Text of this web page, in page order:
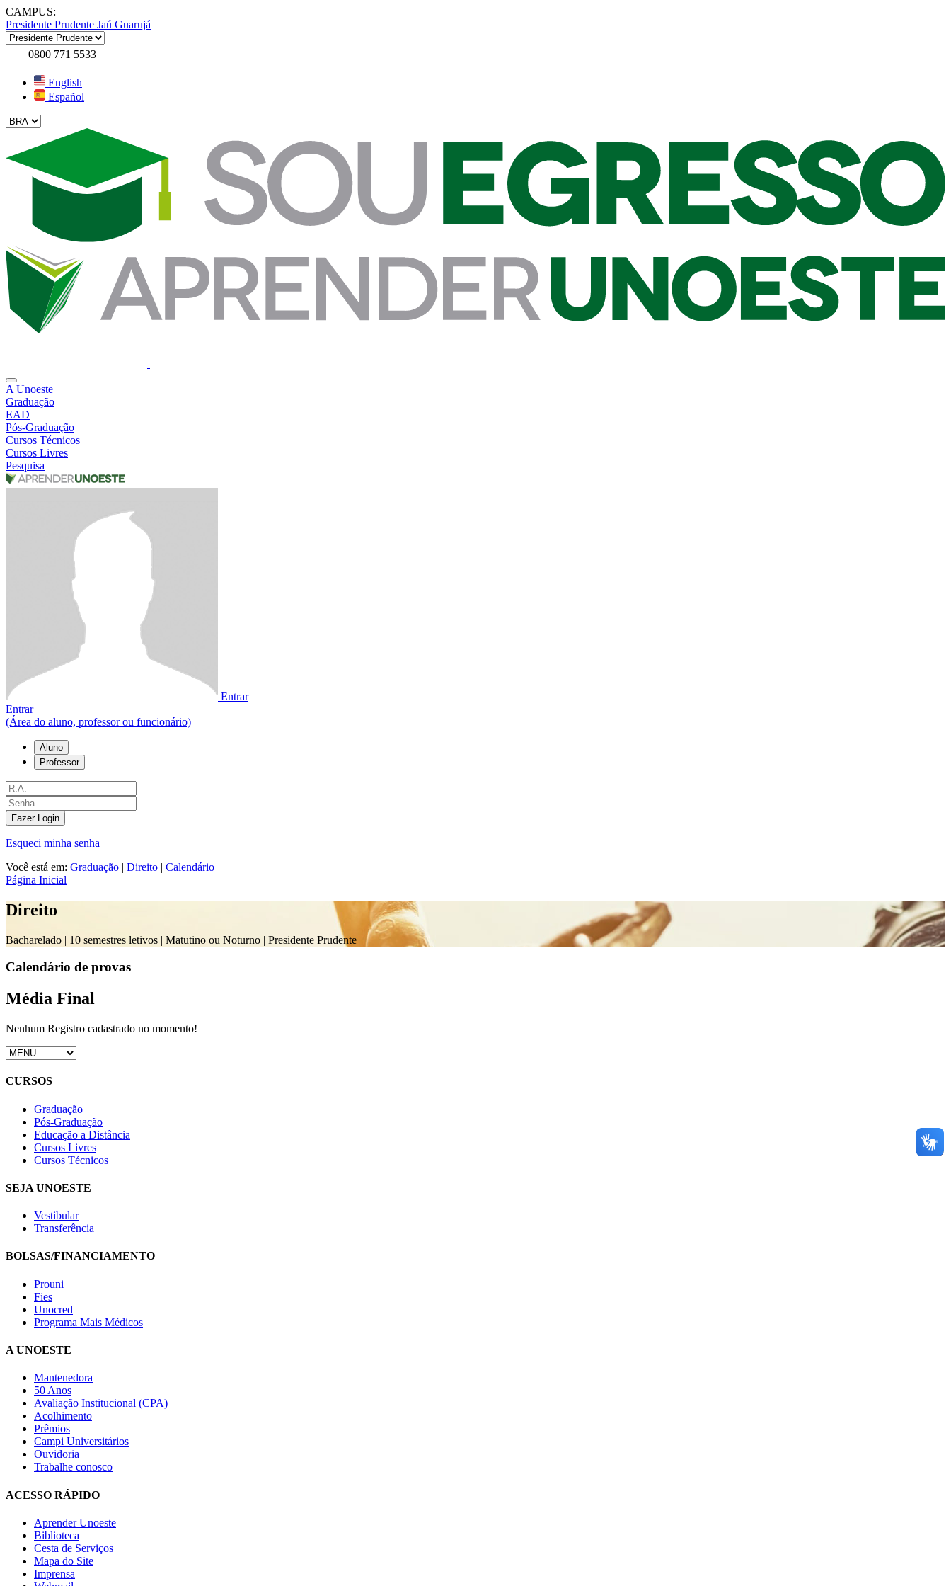
CAMPUS:
Presidente Prudente Jaú Guarujá
0800 771 5533
English
Español
A Unoeste
Graduação
EAD
Pós-Graduação
Cursos Técnicos
Cursos Livres
Pesquisa
Entrar
Entrar
(Área do aluno, professor ou funcionário)
Aluno
Professor
Fazer Login
Esqueci minha senha
Você está em: Graduação | Direito | Calendário
Página Inicial
Direito
Bacharelado | 10 semestres letivos | Matutino ou Noturno | Presidente Prudente
Calendário de provas
Média Final
Nenhum Registro cadastrado no momento!
CURSOS
Graduação
Pós-Graduação
Educação a Distância
Cursos Livres
Cursos Técnicos
SEJA UNOESTE
Vestibular
Transferência
BOLSAS/FINANCIAMENTO
Prouni
Fies
Unocred
Programa Mais Médicos
A UNOESTE
Mantenedora
50 Anos
Avaliação Institucional (CPA)
Acolhimento
Prêmios
Campi Universitários
Ouvidoria
Trabalhe conosco
ACESSO RÁPIDO
Aprender Unoeste
Biblioteca
Cesta de Serviços
Mapa do Site
Imprensa